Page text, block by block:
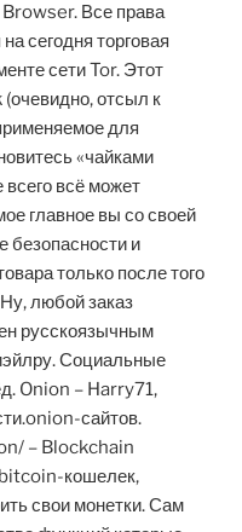
Все права
сегодня торговая
сети Tor. Этот
отсыл к
для
«чайками
всего всё может
главное вы со своей
безопасности и
только после того
любой заказ
русскоязычным
Социальные
Onion – Harry71,
сайтов.
– Blockchain
кошелек,
свои монетки. Сам